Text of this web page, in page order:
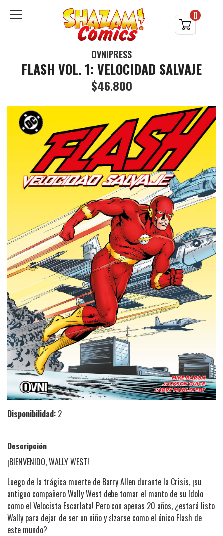
0
OVNIPRESS
FLASH VOL. 1: VELOCIDAD SALVAJE
$46.800
Disponibilidad: 2
Descripción
¡BIENVENIDO, WALLY WEST!
Luego de la trágica muerte de Barry Allen durante la Crisis, ¡su
antiguo compañero Wally West debe tomar el manto de su ídolo
como el Velocista Escarlata! Pero con apenas 20 años, ¿estará listo
Wally para dejar de ser un niño y alzarse como el único Flash de
este mundo?